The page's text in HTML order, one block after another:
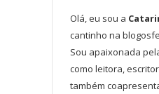
Olá, eu sou a
cantinho na
Sou apaixonada
como leitora,
também